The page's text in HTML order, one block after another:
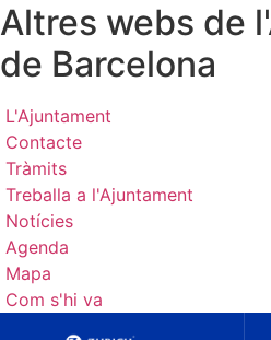
Altres webs de
de Barcelona
L'Ajuntament
Contacte
Tràmits
Treballa a l'Ajuntament
Notícies
Agenda
Mapa
Com s'hi va